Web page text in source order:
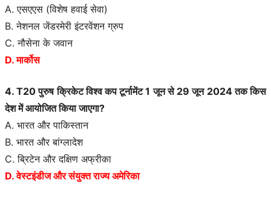
A. एसएएस (विशेष हवाई सेवा)
B. नेशनल जेंडरमेरी इंटरवेंशन ग्रुप
C. नौसेना के जवान
D. मार्कोस
4. T20 पुरुष क्रिकेट विश्व कप टूर्नामेंट 1 जून से 29 जून 2024 तक किस
देश में आयोजित किया जाएगा?
A. भारत और पाकिस्तान
B. भारत और बांग्लादेश
C. ब्रिटेन और दक्षिण अफ्रीका
D. वेस्टइंडीज और संयुक्त राज्य अमेरिका